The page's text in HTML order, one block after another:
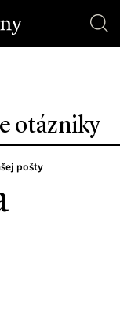
otázniky
pošty